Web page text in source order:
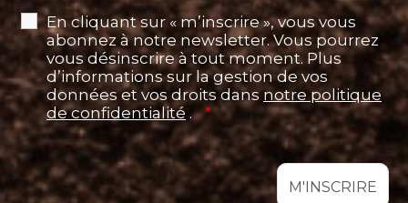
En cliquant sur « m’inscrire », vous vous
abonnez à notre newsletter. Vous pourrez
vous désinscrire à tout moment. Plus
d’informations sur la gestion de vos
données et vos droits dansnotre politique
de confidentialité . *